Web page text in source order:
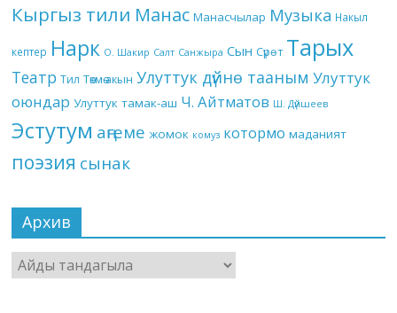
Кыргыз тили Манас Манасчылар Музыка Накыл
кептер Нарк О. Шакир Салт Санжыра Сын Сүрөт Тарых
Театр Тил Төкмө акын Улуттук дүйнө тааным Улуттук
оюндар Улуттук тамак-аш Ч. Айтматов Ш. Дүйшеев
Эстутум аңгеме жомок комуз котормо маданият
поэзия сынак
Архив
Архив